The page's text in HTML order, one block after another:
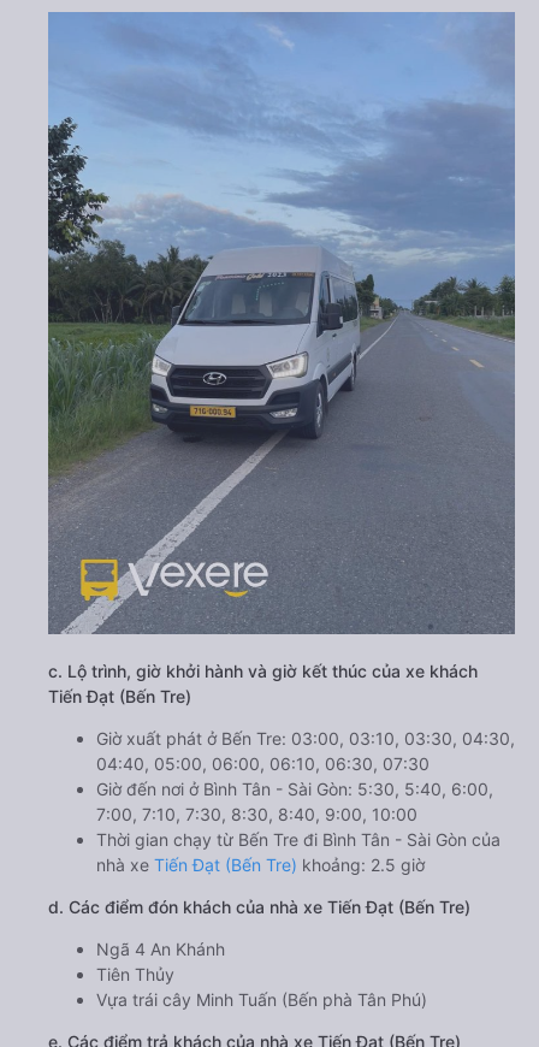
c. Lộ trình, giờ khởi hành và giờ kết thúc của xe khách
Tiến Đạt (Bến Tre)
Giờ xuất phát ở Bến Tre: 03:00, 03:10, 03:30, 04:30,
04:40, 05:00, 06:00, 06:10, 06:30, 07:30
Giờ đến nơi ở Bình Tân - Sài Gòn: 5:30, 5:40, 6:00,
7:00, 7:10, 7:30, 8:30, 8:40, 9:00, 10:00
Thời gian chạy từ Bến Tre đi Bình Tân - Sài Gòn của
nhà xe Tiến Đạt (Bến Tre) khoảng: 2.5 giờ
d. Các điểm đón khách của nhà xe Tiến Đạt (Bến Tre)
Ngã 4 An Khánh
Tiên Thủy
Vựa trái cây Minh Tuấn (Bến phà Tân Phú)
e. Các điểm trả khách của nhà xe Tiến Đạt (Bến Tre)